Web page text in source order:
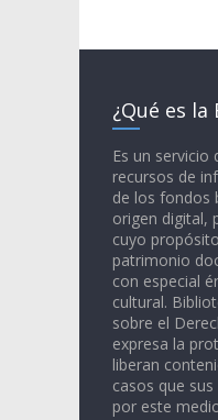
¿Qué es
Es un
recursos de
de los fondos
origen digital,
cuyo
patrimonio
con especial
cultural.
sobre el
expresa la
liberan
casos que
por este